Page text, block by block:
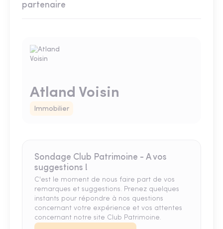
partenaire
Atland Voisin
Immobilier
Sondage Club Patrimoine - A vos
suggestions !
C'est le moment de nous faire part de vos
remarques et suggestions. Prenez quelques
instants pour répondre à nos questions
concernant votre expérience et vos attentes
concernant notre site Club Patrimoine.